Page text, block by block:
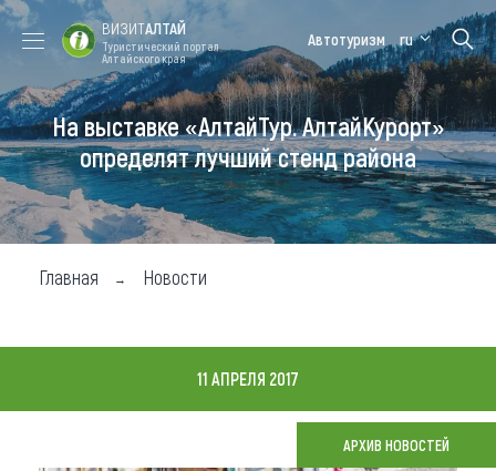
Форум VISIT
ALTAI
Цветение
маральника
Медицинский
форум
Алтайская
зимовка
Туры
Где побывать
Чем заняться
Где остановиться
ВИЗИТАЛТАЙ
Туристический портал
Алтайского края
Автотуризм ru
На выставке «АлтайТур. АлтайКурорт»
определят лучший стенд района
Главная Новости
11 АПРЕЛЯ 2017
АРХИВ НОВОСТЕЙ